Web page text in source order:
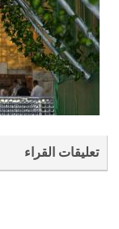
تعليقات القراء